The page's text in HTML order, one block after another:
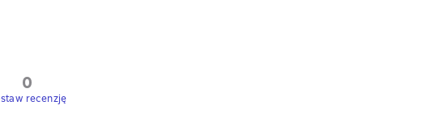
0
recenzję